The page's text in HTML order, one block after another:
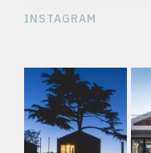
INSTAGRAM